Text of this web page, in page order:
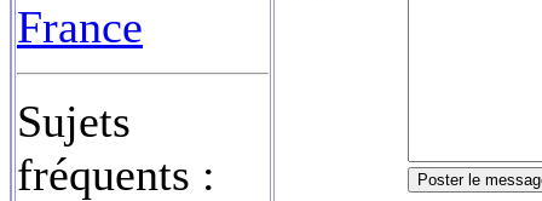
France
Sujets
fréquents :